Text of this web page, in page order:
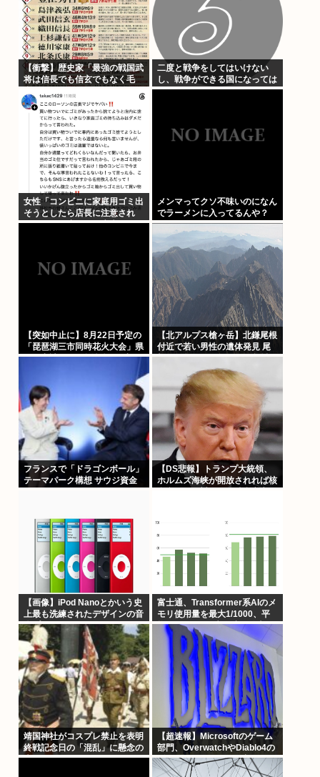
【衝撃】歴史家「最強の戦国武
将は信長でも信玄でもなく毛
二度と戦争をしてはいけない
し、戦争ができる国になっては
いけない
女性「コンビニに家庭用ゴミ出
そうとしたら店長に注意され
た！もう二度とこの店来ねえ
メンマってクソ不味いのになん
でラーメンに入ってるんや？
【突如中止に】8月22日予定の
「琵琶湖三市同時花火大会」県
への申請なし 3自治体は関与せ
ず 5万円支払った飲食店も違和
【北アルプス槍ヶ岳】北鎌尾根
付近で若い男性の遺体発見 尾
根から数百メートル下の急斜面
県警のヘリコプターが捜索中に
見つける 付近では男子大学生
の行方がわからず 単独で1泊2
日の予定で入山も連絡取れず
フランスで「ドラゴンボール」
テーマパーク構想 サウジ資金
【DS悲報】トランプ大統領、
ホルムズ海峡が開放されれば核
【画像】iPod Nanoとかいう史
上最も洗練されたデザインの音
楽プレイヤーについて
富士通、Transformer系AIのメ
モリ使用量を最大1/1000、平
均1/400にする魔改造を発表、
にげて！
靖国神社がコスプレ禁止を表明
終戦記念日の「混乱」に懸念の
声も
【超速報】Microsoftのゲーム
部門、OverwatchやDiablo4の
活躍によりBlizzardが牽引役と
なる